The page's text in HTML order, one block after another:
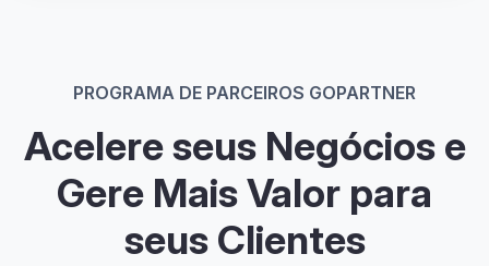
PROGRAMA DE PARCEIROS GOPARTNER
Acelere seus Negócios e
Gere Mais Valor para
seus Clientes